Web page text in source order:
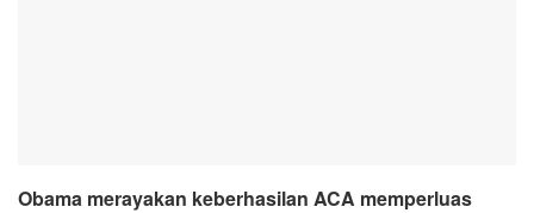
Obama merayakan keberhasilan ACA memperluas